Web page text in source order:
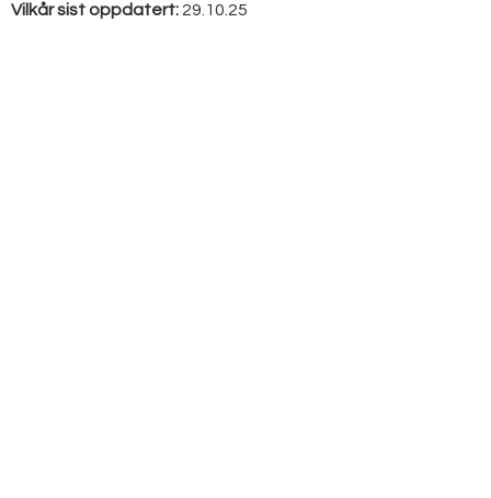
Vilkår sist oppdatert: 29.10.25